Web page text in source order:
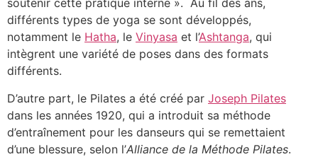
soutenir cette pratique interne ». Au fil des ans,
différents types de yoga se sont développés,
notamment le Hatha, le Vinyasa et l’Ashtanga, qui
intègrent une variété de poses dans des formats
différents.
D’autre part, le Pilates a été créé par Joseph Pilates
dans les années 1920, qui a introduit sa méthode
d’entraînement pour les danseurs qui se remettaient
d’une blessure, selon l’Alliance de la Méthode Pilates.